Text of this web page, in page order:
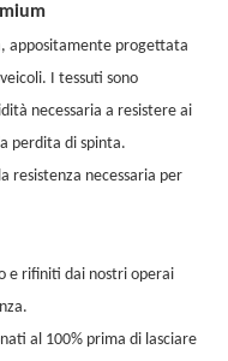
appositamente progettata
I tessuti sono
necessaria a resistere ai
perdita di spinta.
resistenza necessaria per
e rifiniti dai nostri operai
al 100% prima di lasciare